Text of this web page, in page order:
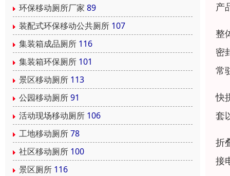
环保移动厕所厂家 89
装配式环保移动公共厕所 107
集装箱成品厕所 116
集装箱环保厕所 101
景区移动厕所 113
公园移动厕所91
活动现场移动厕所 106
工地移动厕所78
社区移动厕所 100
景区厕所 116
产
整
密
常
快
套
折
接